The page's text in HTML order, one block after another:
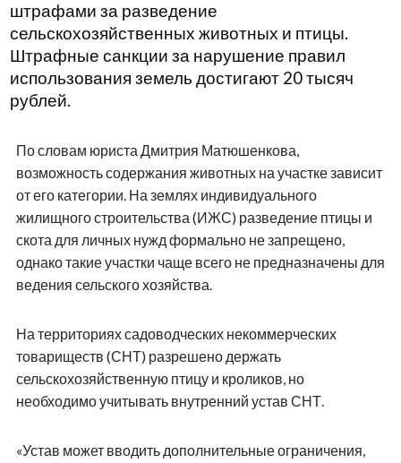
штрафами за разведение
сельскохозяйственных животных и птицы.
Штрафные санкции за нарушение правил
использования земель достигают 20 тысяч
рублей.
По словам юриста Дмитрия Матюшенкова,
возможность содержания животных на участке зависит
от его категории. На землях индивидуального
жилищного строительства (ИЖС) разведение птицы и
скота для личных нужд формально не запрещено,
однако такие участки чаще всего не предназначены для
ведения сельского хозяйства.
На территориях садоводческих некоммерческих
товариществ (СНТ) разрешено держать
сельскохозяйственную птицу и кроликов, но
необходимо учитывать внутренний устав СНТ.
«Устав может вводить дополнительные ограничения,